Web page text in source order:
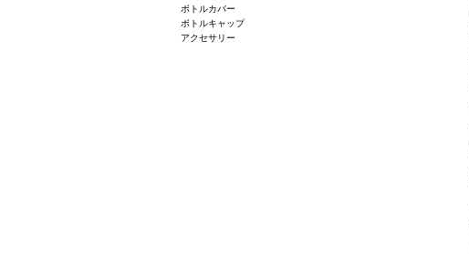
ボトルカバー
ボトルキャップ
アクセサリー